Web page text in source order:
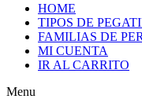
HOME
TIPOS DE
FAMILIAS DE
MI CUENTA
IR AL CARRITO
Menu